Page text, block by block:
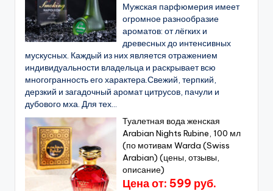
Мужская парфюмерия имеет
огромное разнообразие
ароматов: от лёгких и
древесных до интенсивных
мускусных. Каждый из них является отражением
индивидуальности владельца и раскрывает всю
многогранность его характера.Свежий, терпкий,
дерзкий и загадочный аромат цитрусов, пачули и
дубового мха. Для тех...
Туалетная вода женская
Arabian Nights Rubine, 100 мл
(по мотивам Warda (Swiss
Arabian) (цены, отзывы,
описание)
Цена от: 599 руб.